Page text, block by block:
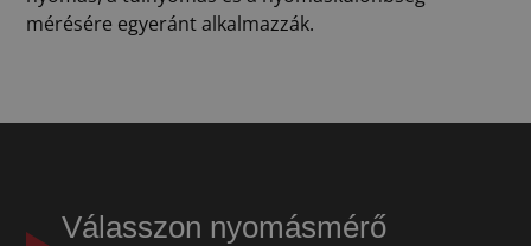
mérésére egyeránt alkalmazzák.
Válasszon nyomásmérő